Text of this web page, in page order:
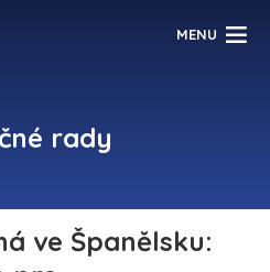
MENU
rady
ve Španělsku: